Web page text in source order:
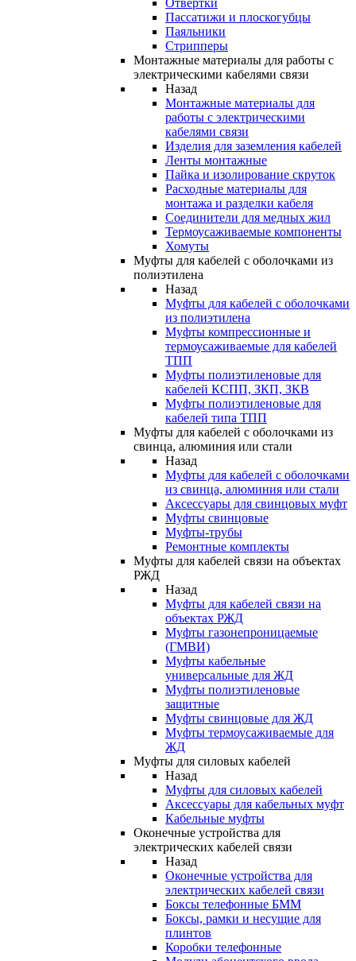
Отвертки
Пассатижи и плоскогубцы
Паяльники
Стрипперы
Монтажные материалы для работы с
электрическими кабелями связи
Назад
Монтажные материалы для
работы с электрическими
кабелями связи
Изделия для заземления кабелей
Ленты монтажные
Пайка и изолирование скруток
Расходные материалы для
монтажа и разделки кабеля
Соединители для медных жил
Термоусаживаемые компоненты
Хомуты
Муфты для кабелей с оболочками из
полиэтилена
Назад
Муфты для кабелей с оболочками
из полиэтилена
Муфты компрессионные и
термоусаживаемые для кабелей
ТПП
Муфты полиэтиленовые для
кабелей КСПП, ЗКП, ЗКВ
Муфты полиэтиленовые для
кабелей типа ТПП
Муфты для кабелей с оболочками из
свинца, алюминия или стали
Назад
Муфты для кабелей с оболочками
из свинца, алюминия или стали
Аксессуары для свинцовых муфт
Муфты свинцовые
Муфты-трубы
Ремонтные комплекты
Муфты для кабелей связи на объектах
РЖД
Назад
Муфты для кабелей связи на
объектах РЖД
Муфты газонепроницаемые
(ГМВИ)
Муфты кабельные
универсальные для ЖД
Муфты полиэтиленовые
защитные
Муфты свинцовые для ЖД
Муфты термоусаживаемые для
ЖД
Муфты для силовых кабелей
Назад
Муфты для силовых кабелей
Аксессуары для кабельных муфт
Кабельные муфты
Оконечные устройства для
электрических кабелей связи
Назад
Оконечные устройства для
электрических кабелей связи
Боксы телефонные БММ
Боксы, рамки и несущие для
плинтов
Коробки телефонные